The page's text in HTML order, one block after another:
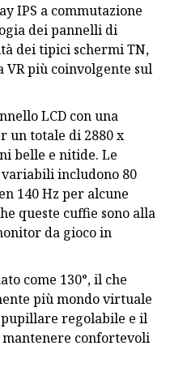
IPS a commutazione
dei pannelli di
dei tipici schermi TN,
più coinvolgente sul
LCD con una
un totale di 2880 x
belle e nitide. Le
includono 80
140 Hz per alcune
queste cuffie sono alla
da gioco in
come 130°, il che
più mondo virtuale
regolabile e il
confortevoli